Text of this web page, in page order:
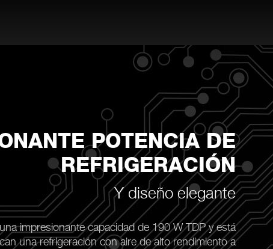
POTENCIA DE
REFRIGERACIÓN
Y diseño elegante
impresionante capacidad de 190 W TDP y está
una refrigeración con aire de alto rendimiento a